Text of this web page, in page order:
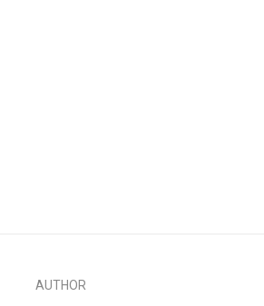
AUTHOR